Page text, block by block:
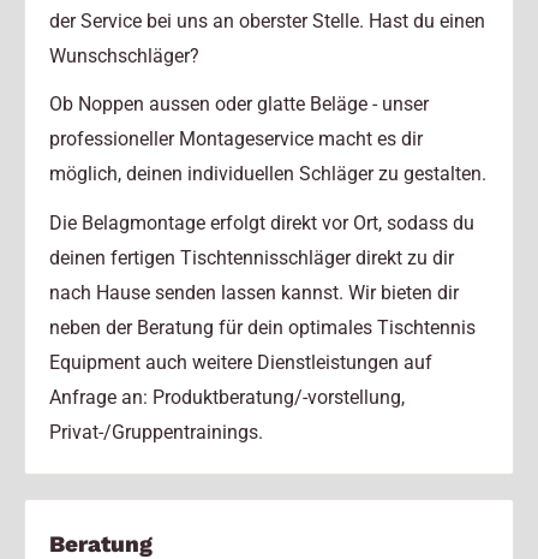
der Service bei uns an oberster Stelle. Hast du einen
Wunschschläger?
Ob Noppen aussen oder glatte Beläge - unser
professioneller Montageservice macht es dir
möglich, deinen individuellen Schläger zu gestalten.
Die Belagmontage erfolgt direkt vor Ort, sodass du
deinen fertigen Tischtennisschläger direkt zu dir
nach Hause senden lassen kannst. Wir bieten dir
neben der Beratung für dein optimales Tischtennis
Equipment auch weitere Dienstleistungen auf
Anfrage an: Produktberatung/-vorstellung,
Privat-/Gruppentrainings.
Beratung